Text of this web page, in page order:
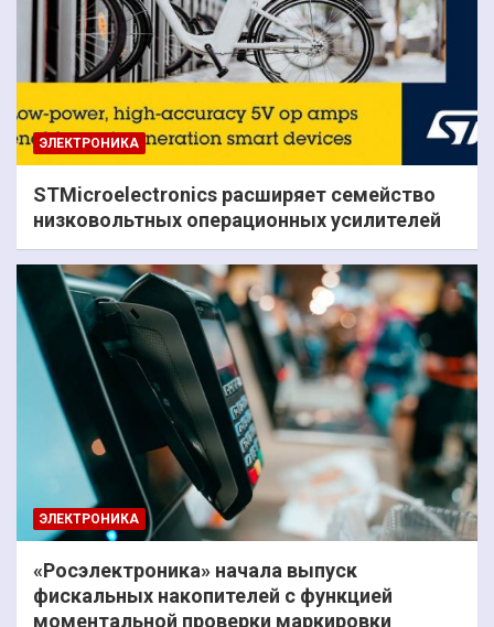
ЭЛЕКТРОНИКА
STMicroelectronics расширяет семейство
низковольтных операционных усилителей
ЭЛЕКТРОНИКА
«Росэлектроника» начала выпуск
фискальных накопителей с функцией
моментальной проверки маркировки